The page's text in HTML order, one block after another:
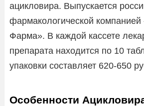
ацикловира. Выпускается
фармакологической
Фарма». В каждой кассете
препарата находится по 10
упаковки составляет 620-650
Особенности